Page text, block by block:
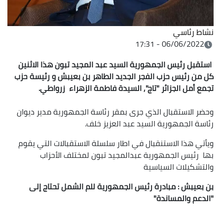
نشاط رئاسي
06/06/2022 - 17:31
استقبل رئيس الجمهورية السيد عبد المجيد تبون هذا الاثنين
كل من رئيس حزب الفجر الجديد الطاهر بن بعيبش ورئيسة حزب
تجمع أمل الجزائر "تاج", السيدة فاطمة الزهراء زرواطي.
وحضر الاستقبال الذي جرى بمقر رئاسة الجمهورية مدير ديوان
رئاسة الجمهورية السيد عبد العزيز خلف.
ويأتي هذا الاستنقبال في اطار سلسلة الاستقبالات التي يقوم
بها رئيس الجمهورية عبدالمجيد تبون لمختلف الأحزاب
والتشكيلات السياسية
بن بعيبش : مبادرة رئيس الجمهورية للم الشمل تحتاج إلى
"الدعم والمساندة"